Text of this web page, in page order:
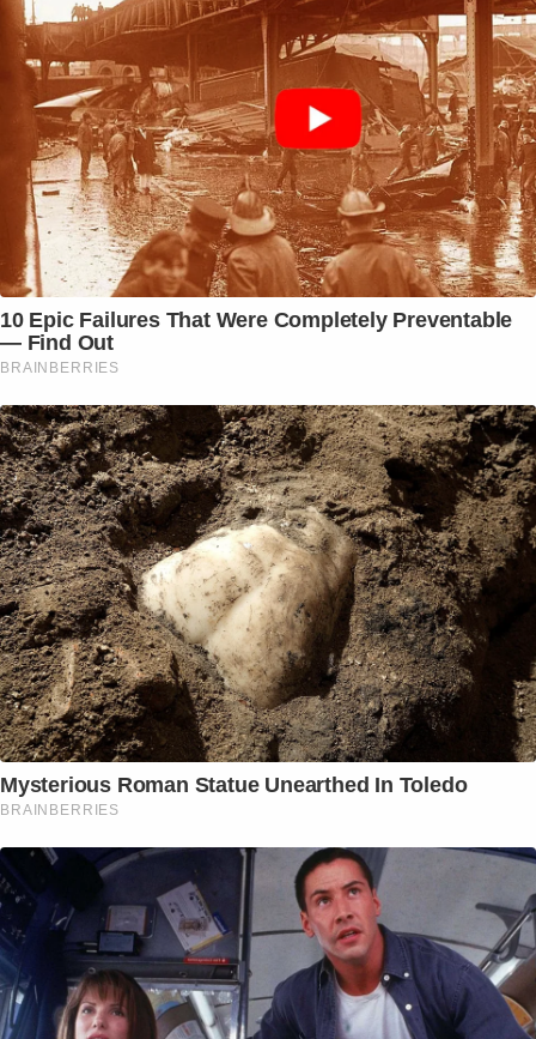
10 Epic Failures That Were Completely Preventable
— Find Out
BRAINBERRIES
Mysterious Roman Statue Unearthed In Toledo
BRAINBERRIES